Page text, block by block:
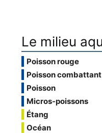
Le milieu
Poisson rouge
Poisson combattant
Poisson
Micros-poissons
Étang
Océan